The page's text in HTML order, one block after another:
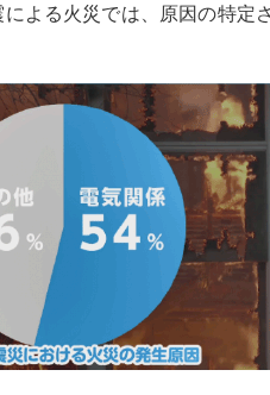
よる火災では、原因の特定